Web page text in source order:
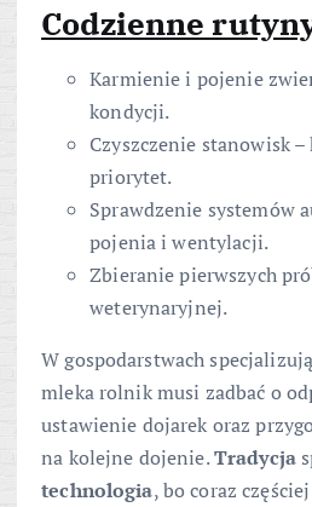
Codzienne
Karmienie i pojenie
kondycji.
Czyszczenie stanowisk
priorytet.
Sprawdzenie systemów
pojenia i wentylacji.
Zbieranie pierwszych
weterynaryjnej.
W gospodarstwach
mleka rolnik musi zadbać o
ustawienie dojarek oraz
na kolejne dojenie.Tradycja
technologia, bo coraz